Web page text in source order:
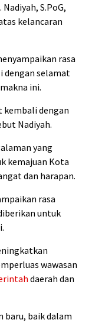
S.PoG,
kelancaran
rasa
dengan selamat
ini.
kembali dengan
Nadiyah.
yang
kemajuan Kota
dan harapan.
rasa
untuk
wawasan
daerah dan
baru, baik dalam